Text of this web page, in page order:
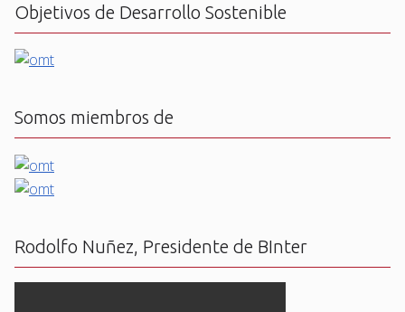
Objetivos de Desarrollo Sostenible
Somos miembros de
Rodolfo Nuñez, Presidente de BInter